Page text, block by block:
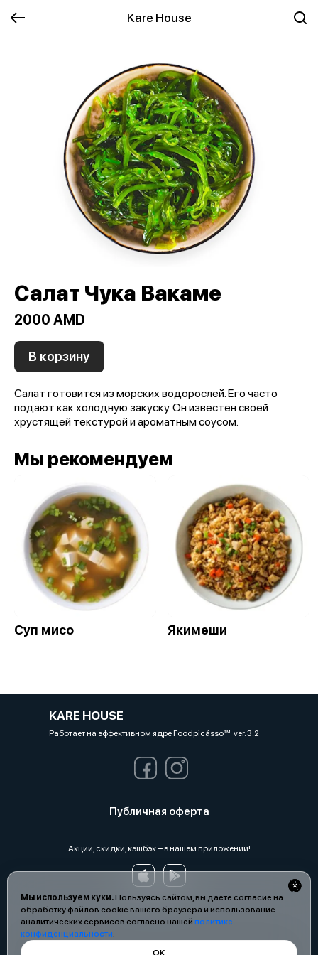
Kare House
Мы используем куки.Пользуясь сайтом, вы даёте согласие на
обработку файлов cookie вашего браузера и использование
аналитических сервисов согласно нашей политике
конфиденциальности.
ОК
Салат Чука Вакаме
2000 AMD
В корзину
Салат готовится из морских водорослей. Его часто
подают как холодную закуску. Он известен своей
хрустящей текстурой и ароматным соусом.
Мы рекомендуем
Суп мисо Якимеши
KARE HOUSE
Работает на эффективном ядреFoodpicássover. 3.2
Публичная оферта
Акции, скидки, кэшбэк − в нашем приложении!